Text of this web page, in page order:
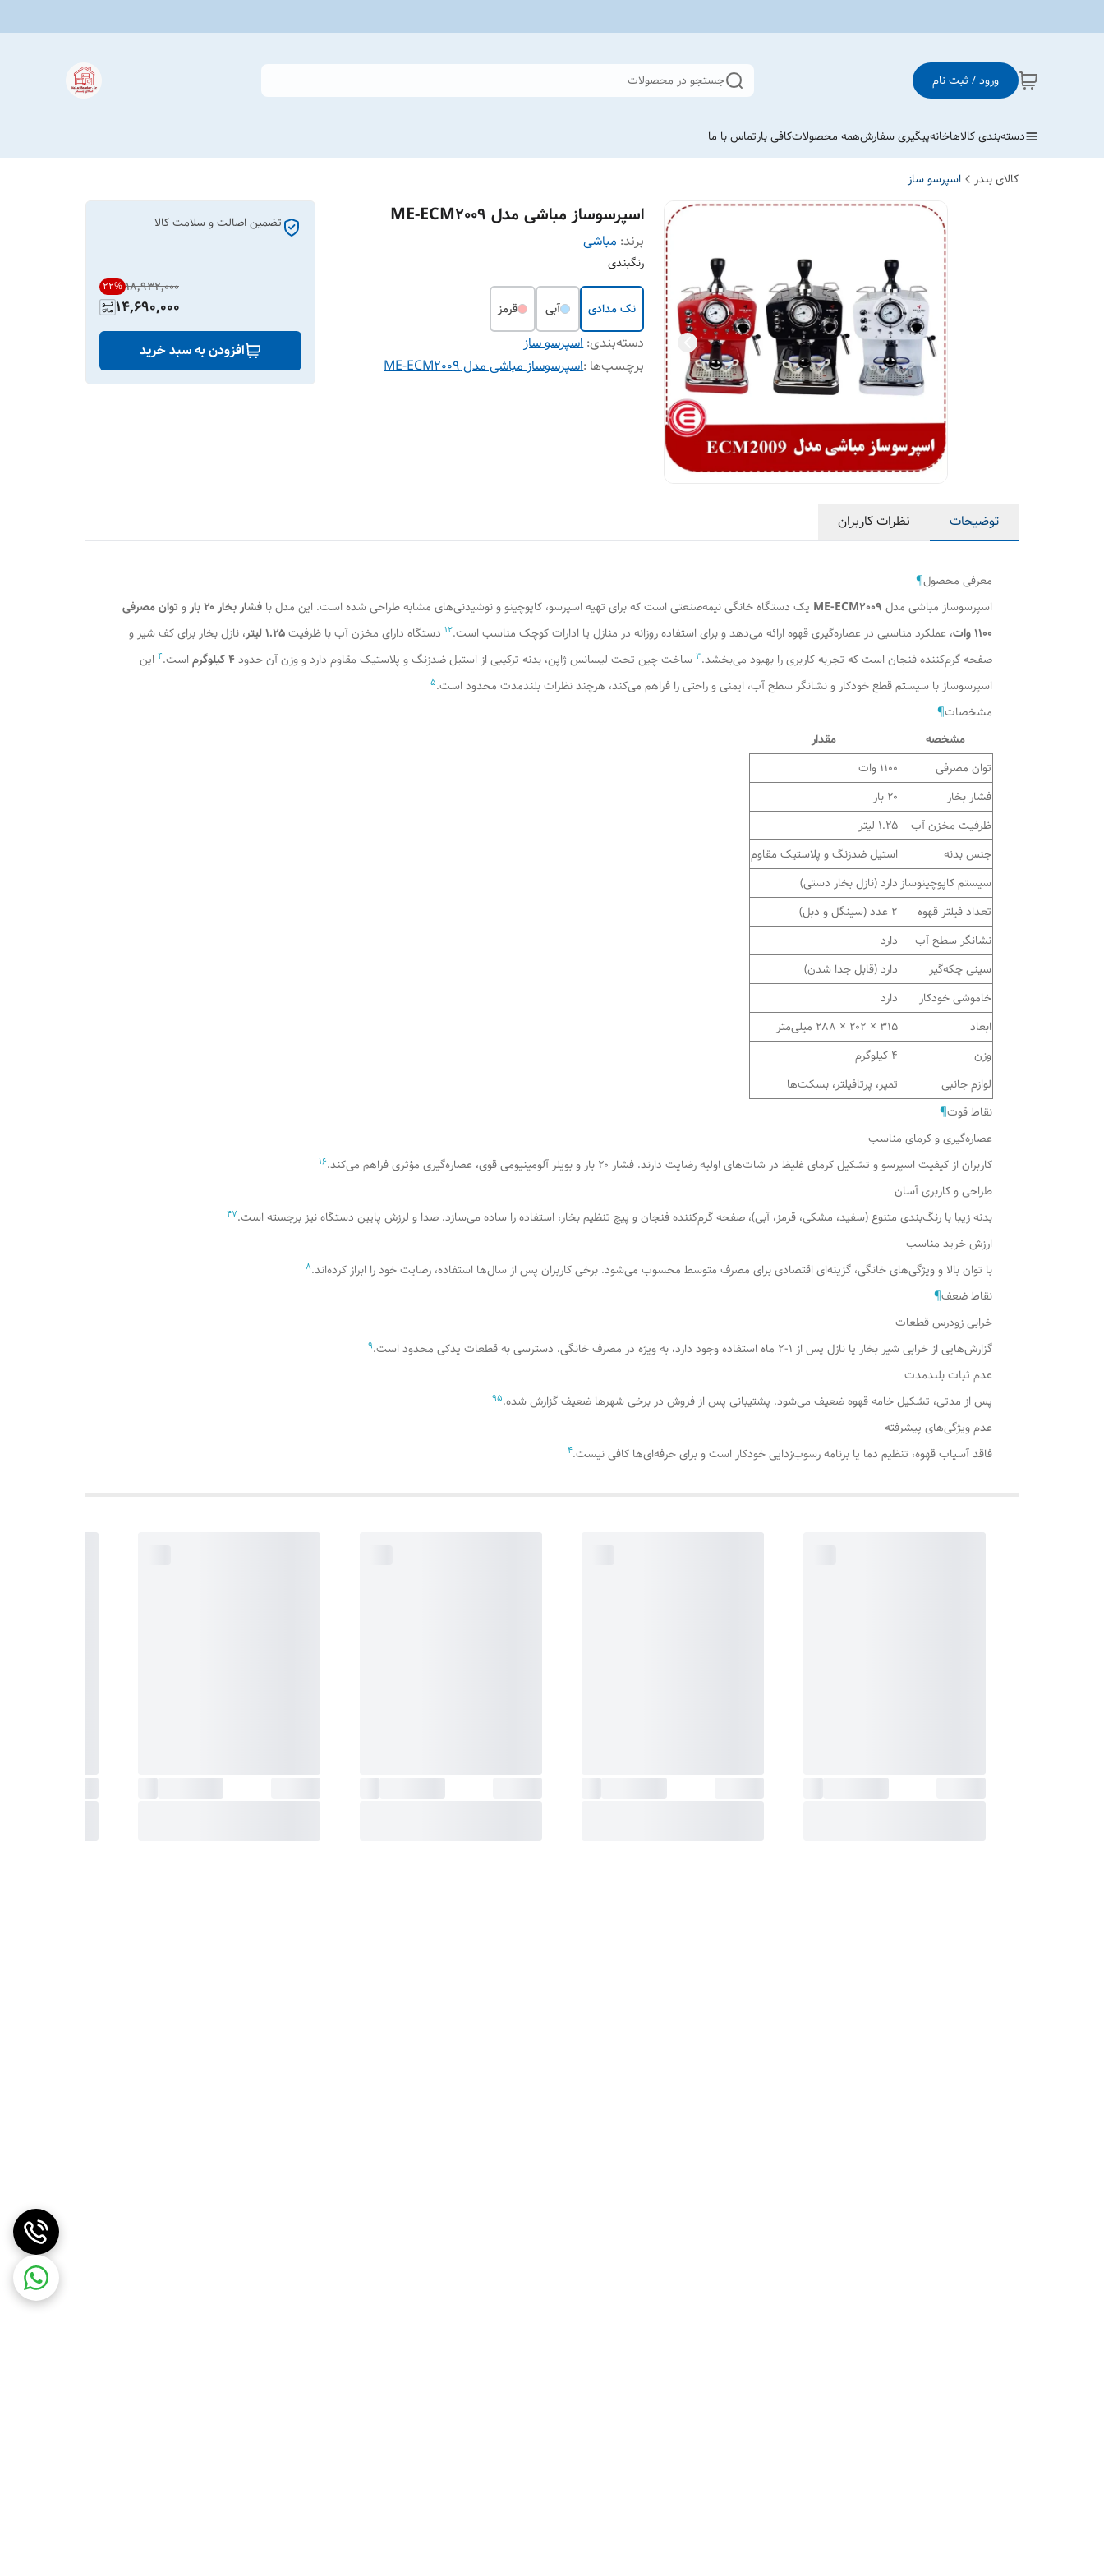
ورود / ثبت نام جستجو در محصولات
دسته‌بندی کالاهاخانهپیگیری سفارشهمه محصولاتکافی بارتماس با ما
کالای بندر اسپرسو ساز
اسپرسوساز مباشی مدل ME-ECM2009
برند:مباشی
رنگبندی
نک مدادی آبی قرمز
دسته‌بندی:اسپرسو ساز
برچسب‌ها :اسپرسوساز مباشی مدل ME-ECM2009
تضمین اصالت و سلامت کالا
۱۸٬۹۳۲٬۰۰۰ 22%
14,690,000
افزودن به سبد خرید
توضیحات نظرات کاربران
معرفی محصول¶
اسپرسوساز مباشی مدل ME-ECM2009 یک دستگاه خانگی نیمه‌صنعتی است که برای تهیه اسپرسو، کاپوچینو و نوشیدنی‌های مشابه طراحی شده است. این مدل با فشار بخار ۲۰ بار و توان مصرفی
۱۱۰۰ وات
، عملکرد مناسبی در عصاره‌گیری قهوه ارائه می‌دهد و برای استفاده روزانه در منازل یا ادارات کوچک مناسب است. 12 دستگاه دارای مخزن آب با ظرفیت۱.۲۵ لیتر
، نازل بخار برای کف شیر و
صفحه گرم‌کننده فنجان است که تجربه کاربری را بهبود می‌بخشد.3 ساخت چین تحت لیسانس ژاپن، بدنه ترکیبی از استیل ضدزنگ و پلاستیک مقاوم دارد و وزن آن حدود۴ کیلوگرم است.4 این
اسپرسوساز با سیستم قطع خودکار و نشانگر سطح آب، ایمنی و راحتی را فراهم می‌کند، هرچند نظرات بلندمدت محدود است.5
مشخصات¶
مشخصه
مقدار
توان مصرفی
۱۱۰۰ وات
فشار بخار
۲۰ بار
ظرفیت مخزن آب
۱.۲۵ لیتر
جنس بدنه
استیل ضدزنگ و پلاستیک مقاوم
سیستم کاپوچینوساز دارد (نازل بخار دستی)
تعداد فیلتر قهوه
۲ عدد (سینگل و دبل)
نشانگر سطح آب
دارد
سینی چکه‌گیر
دارد (قابل جدا شدن)
خاموشی خودکار
دارد
ابعاد
۳۱۵ × ۲۰۲ × ۲۸۸ میلی‌متر
وزن
۴ کیلوگرم
لوازم جانبی
تمپر، پرتافیلتر، بسکت‌ها
نقاط قوت¶
عصاره‌گیری و کرمای مناسب
کاربران از کیفیت اسپرسو و تشکیل کرمای غلیظ در شات‌های اولیه رضایت دارند. فشار ۲۰ بار و بویلر آلومینیومی قوی، عصاره‌گیری مؤثری فراهم می‌کند.
16
طراحی و کاربری آسان
بدنه زیبا با رنگ‌بندی متنوع (سفید، مشکی، قرمز، آبی)، صفحه گرم‌کننده فنجان و پیچ تنظیم بخار، استفاده را ساده می‌سازد. صدا و لرزش پایین دستگاه نیز برجسته است. 47
ارزش خرید مناسب
با توان بالا و ویژگی‌های خانگی، گزینه‌ای اقتصادی برای مصرف متوسط محسوب می‌شود. برخی کاربران پس از سال‌ها استفاده، رضایت خود را ابراز کرده‌اند.8
نقاط ضعف¶
خرابی زودرس قطعات
گزارش‌هایی از خرابی شیر بخار یا نازل پس از ۱-۲ ماه استفاده وجود دارد، به ویژه در مصرف خانگی. دسترسی به قطعات یدکی محدود است.
9
عدم ثبات بلندمدت
پس از مدتی، تشکیل خامه قهوه ضعیف می‌شود. پشتیبانی پس از فروش در برخی شهرها ضعیف گزارش شده. 95
عدم ویژگی‌های پیشرفته
فاقد آسیاب قهوه، تنظیم دما یا برنامه رسوب‌زدایی خودکار است و برای حرفه‌ای‌ها کافی نیست.4